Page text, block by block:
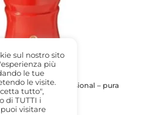
Omega 49 professional – pura
sul nostro sito
più
le tue
le visite.
tutto",
di TUTTI i
visitare